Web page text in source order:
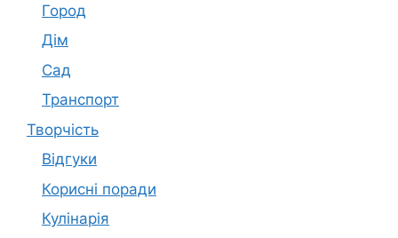
Город
Дім
Сад
Транспорт
Творчість
Відгуки
Корисні поради
Кулінарія